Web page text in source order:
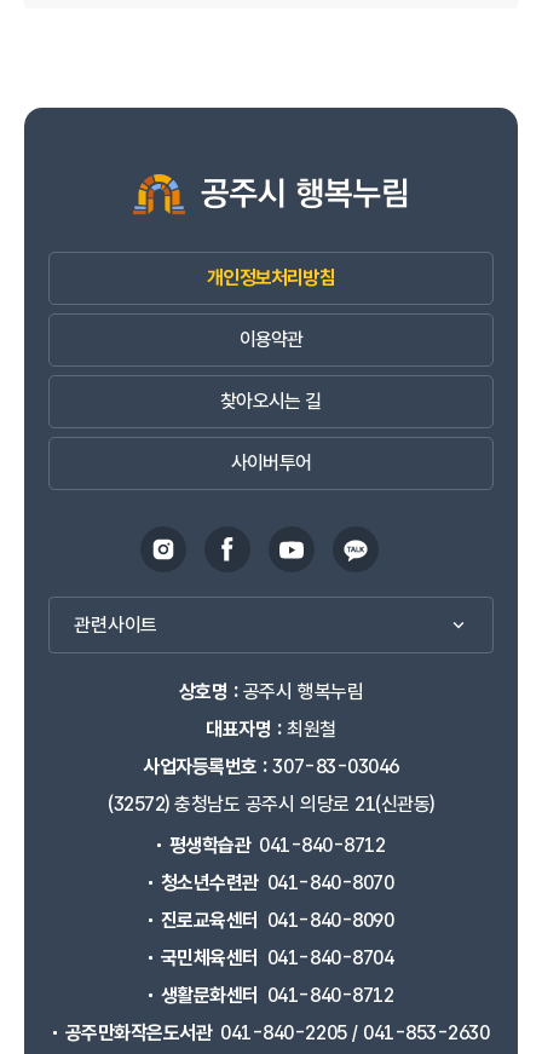
개인정보처리방침
이용약관
찾아오시는 길
사이버투어
관련사이트
상호명 :공주시 행복누림
대표자명 :최원철
사업자등록번호 :307-83-03046
(32572) 충청남도 공주시 의당로 21(신관동)
평생학습관 041-840-8712
청소년수련관 041-840-8070
진로교육센터
041-840-8090
국민체육센터
041-840-8704
생활문화센터
041-840-8712
공주만화작은도서관 041-840-2205 / 041-853-2630